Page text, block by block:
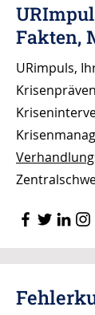
Fakten,
URimpuls,